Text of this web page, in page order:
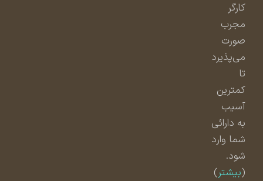
مجرب
صورت
می‌پذیرد
کمترین
آسیب
به دارائی
شما وارد
شود.
بیشتر)